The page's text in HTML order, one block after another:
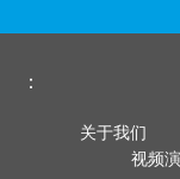
：
关于我们
视频